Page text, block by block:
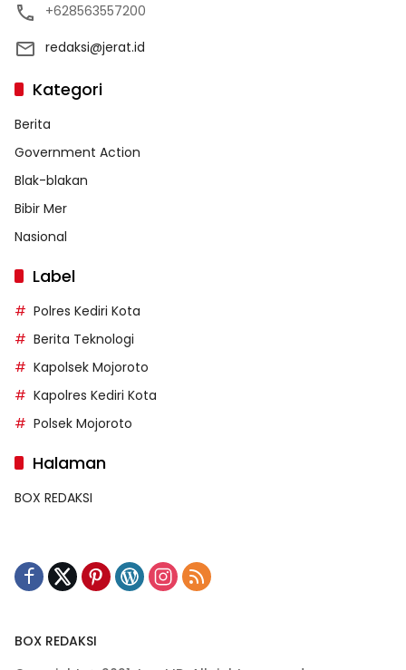
+628563557200
redaksi@jerat.id
Kategori
Berita
Government Action
Blak-blakan
Bibir Mer
Nasional
Label
Polres Kediri Kota
Berita Teknologi
Kapolsek Mojoroto
Kapolres Kediri Kota
Polsek Mojoroto
Halaman
BOX REDAKSI
BOX REDAKSI